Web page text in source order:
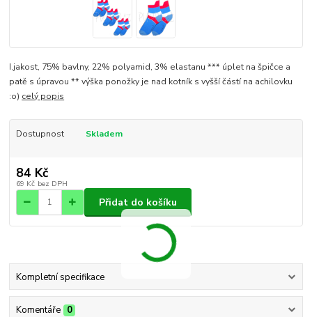
I.jakost, 75% bavlny, 22% polyamid, 3% elastanu *** úplet na špičce a
patě s úpravou ** výška ponožky je nad kotník s vyšší částí na achilovku
:o) celý popis
Dostupnost Skladem
84 Kč
69 Kč bez DPH
Přidat do košíku
Kompletní specifikace
Komentáře 0